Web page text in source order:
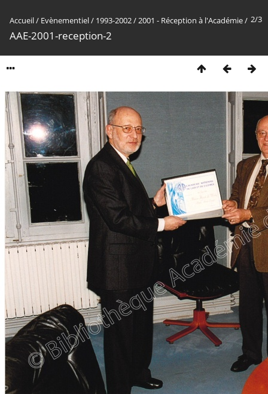
2/3
Accueil/ Evènementiel/ 1993-2002/2001 - Réception à l'Académie/
AAE-2001-reception-2